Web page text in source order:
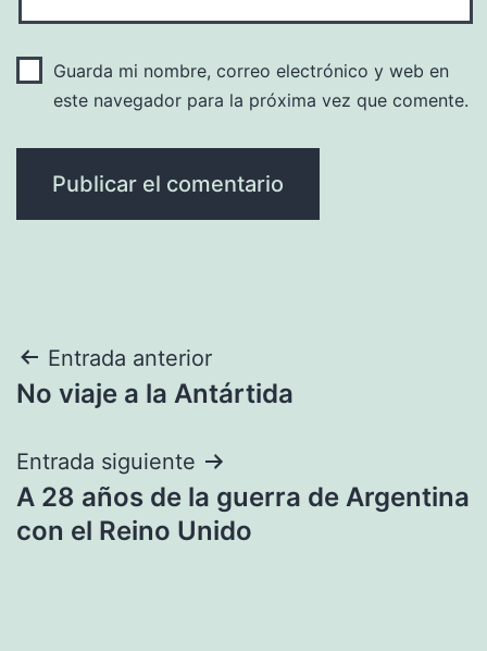
Guarda mi nombre, correo electrónico y web en
este navegador para la próxima vez que comente.
Navegación
de
entradas
Entrada anterior
No viaje a la Antártida
Entrada siguiente
A 28 años de la guerra de Argentina
con el Reino Unido